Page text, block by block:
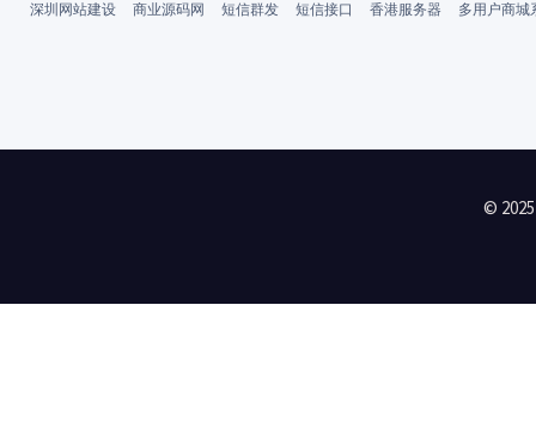
深圳网站建设 商业源码网 短信群发 短信接口 香港服务器 多用户商城
©